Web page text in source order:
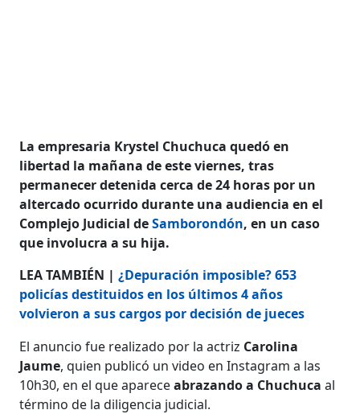
La empresaria Krystel Chuchuca quedó en
libertad la mañana de este viernes, tras
permanecer detenida cerca de 24 horas por un
altercado ocurrido durante una audiencia en el
Complejo Judicial deSamborondón, en un caso
que involucra a su hija.
LEA TAMBIÉN |¿Depuración imposible? 653
policías destituidos en los últimos 4 años
volvieron a sus cargos por decisión de jueces
El anuncio fue realizado por la actriz Carolina
Jaume, quien publicó un video en Instagram a las
10h30, en el que apareceabrazando a Chuchuca al
término de la diligencia judicial.